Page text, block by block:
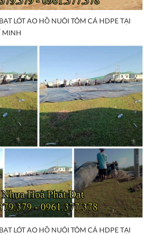
LÓT AO HỒ NUÔI TÔM CÁ HDPE TẠI
MINH
LÓT AO HỒ NUÔI TÔM CÁ HDPE TẠI